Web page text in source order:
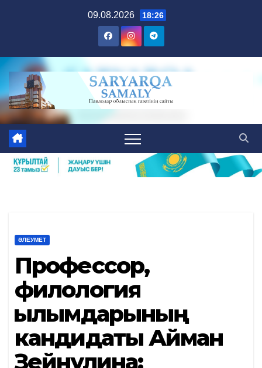
09.08.2026 18:26
ӘЛЕУМЕТ
Профессор,
филология
ғылымдарының
кандидаты Айман
Зейнулина: